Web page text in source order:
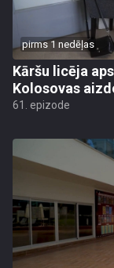
pirms 1 nedēļas
Kāršu licēja
Kolosovas
61. epizode